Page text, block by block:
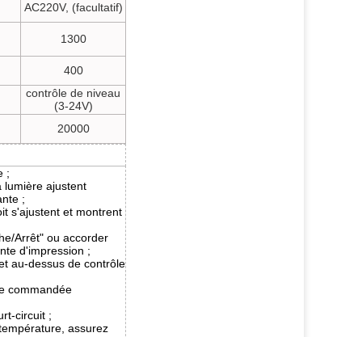
AC220V, (facultatif)
1300
400
contrôle de niveau
(3-24V)
20000
;
lumière ajustent
;
s'ajustent et montrent
Arrêt" ou accorder
d'impression ;
au-dessus de contrôle
commandée
circuit ;
assurez